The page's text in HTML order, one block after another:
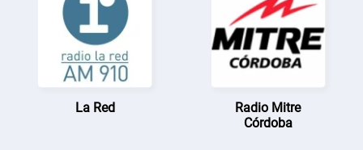
La Red
Radio Mitre
Córdoba